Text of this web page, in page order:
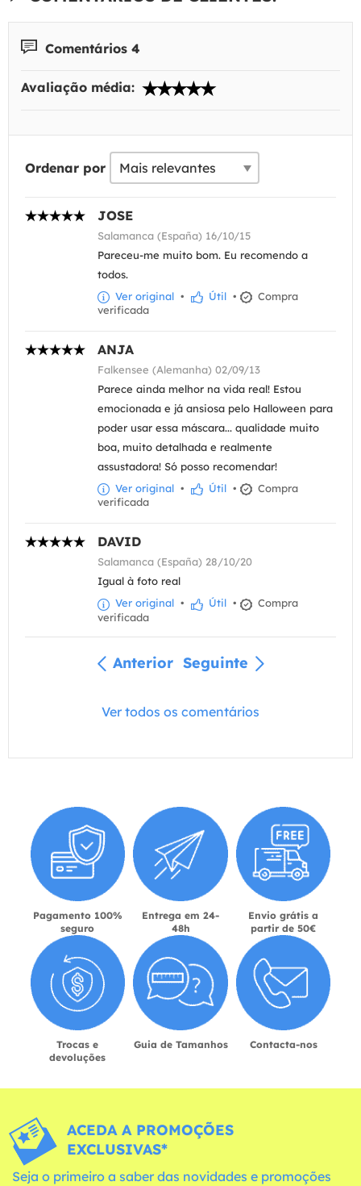
Comentários 4
Avaliação média:
Ordenar por
JOSE
Salamanca (España) 16/10/15
Pareceu-me muito bom. Eu recomendo a
todos.
Ver original • Útil •
Compra
verificada
ANJA
Falkensee (Alemanha) 02/09/13
Parece ainda melhor na vida real! Estou
emocionada e já ansiosa pelo Halloween para
poder usar essa máscara... qualidade muito
boa, muito detalhada e realmente
assustadora! Só posso recomendar!
Ver original • Útil •
Compra
verificada
DAVID
Salamanca (España) 28/10/20
Igual à foto real
Ver original • Útil •
Compra
verificada
Anterior Seguinte
Ver todos os comentários
Pagamento 100%
seguro
Entrega em 24-
48h
Envio grátis a
partir de 50€
Trocas e
devoluções
Guia de Tamanhos Contacta-nos
ACEDA A PROMOÇÕES
EXCLUSIVAS*
Seja o primeiro a saber das novidades e promoções